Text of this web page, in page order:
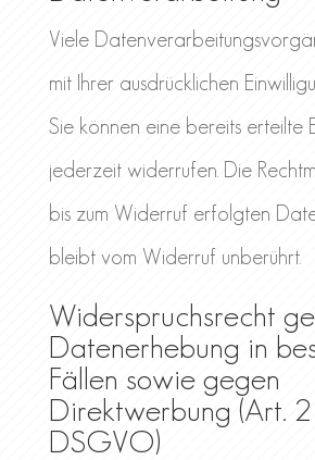
Viele
mit Ihrer ausdrücklichen
Sie können eine bereits erteilte
jederzeit widerrufen. Die
bis zum Widerruf erfolgten
bleibt vom Widerruf unberührt.
Widerspruchsrecht
Datenerhebung in
Fällen sowie gegen
Direktwerbung (Art.
DSGVO)